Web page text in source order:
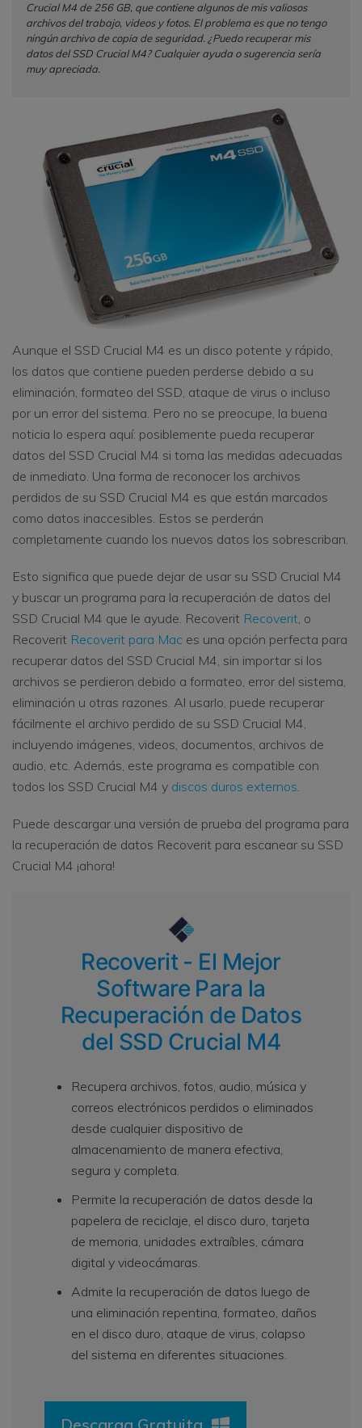
Crucial M4 de 256 GB, que contiene algunos de mis valiosos
archivos del trabajo, videos y fotos. El problema es que no tengo
ningún archivo de copia de seguridad. ¿Puedo recuperar mis
datos del SSD Crucial M4? Cualquier ayuda o sugerencia sería
muy apreciada.
Aunque el SSD Crucial M4 es un disco potente y rápido,
los datos que contiene pueden perderse debido a su
eliminación, formateo del SSD, ataque de virus o incluso
por un error del sistema. Pero no se preocupe, la buena
noticia lo espera aquí: posiblemente pueda recuperar
datos del SSD Crucial M4 si toma las medidas adecuadas
de inmediato. Una forma de reconocer los archivos
perdidos de su SSD Crucial M4 es que están marcados
como datos inaccesibles. Estos se perderán
completamente cuando los nuevos datos los sobrescriban.
Esto significa que puede dejar de usar su SSD Crucial M4
y buscar un programa para la recuperación de datos del
SSD Crucial M4 que le ayude. Recoverit Recoverit, o
Recoverit Recoverit para Mac es una opción perfecta para
recuperar datos del SSD Crucial M4, sin importar si los
archivos se perdieron debido a formateo, error del sistema,
eliminación u otras razones. Al usarlo, puede recuperar
fácilmente el archivo perdido de su SSD Crucial M4,
incluyendo imágenes, videos, documentos, archivos de
audio, etc. Además, este programa es compatible con
todos los SSD Crucial M4 y discos duros externos.
Puede descargar una versión de prueba del programa para
la recuperación de datos Recoverit para escanear su SSD
Crucial M4 ¡ahora!
Recoverit - El Mejor
Software Para la
Recuperación de Datos
del SSD Crucial M4
Recupera archivos, fotos, audio, música y
correos electrónicos perdidos o eliminados
desde cualquier dispositivo de
almacenamiento de manera efectiva,
segura y completa.
Permite la recuperación de datos desde la
papelera de reciclaje, el disco duro, tarjeta
de memoria, unidades extraíbles, cámara
digital y videocámaras.
Admite la recuperación de datos luego de
una eliminación repentina, formateo, daños
en el disco duro, ataque de virus, colapso
del sistema en diferentes situaciones.